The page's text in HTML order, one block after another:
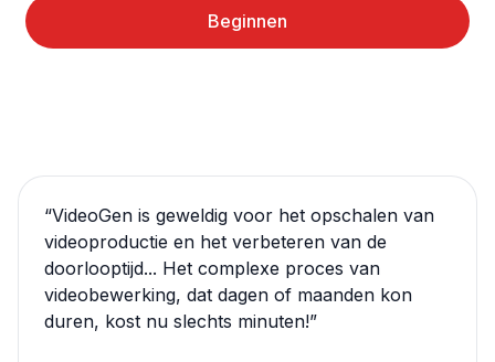
Beginnen
“VideoGen is geweldig voor het opschalen van
videoproductie en het verbeteren van de
doorlooptijd... Het complexe proces van
videobewerking, dat dagen of maanden kon
duren, kost nu slechts minuten!”